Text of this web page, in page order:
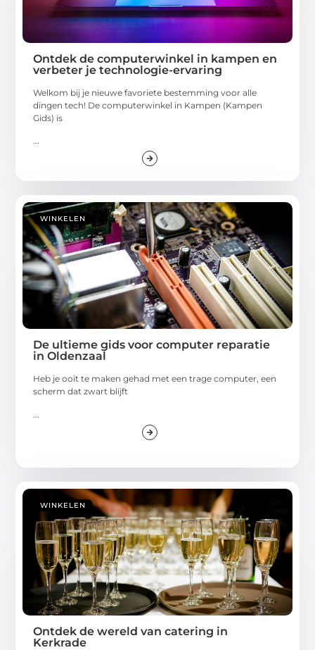
Ontdek de computerwinkel in kampen en
verbeter je technologie-ervaring
Welkom bij je nieuwe favoriete bestemming voor alle
dingen tech! De computerwinkel in Kampen (Kampen
Gids) is
...
WINKELEN
De ultieme gids voor computer reparatie
in Oldenzaal
Heb je ooit te maken gehad met een trage computer, een
scherm dat zwart blijft
WINKELEN
Ontdek de wereld van catering in
Kerkrade